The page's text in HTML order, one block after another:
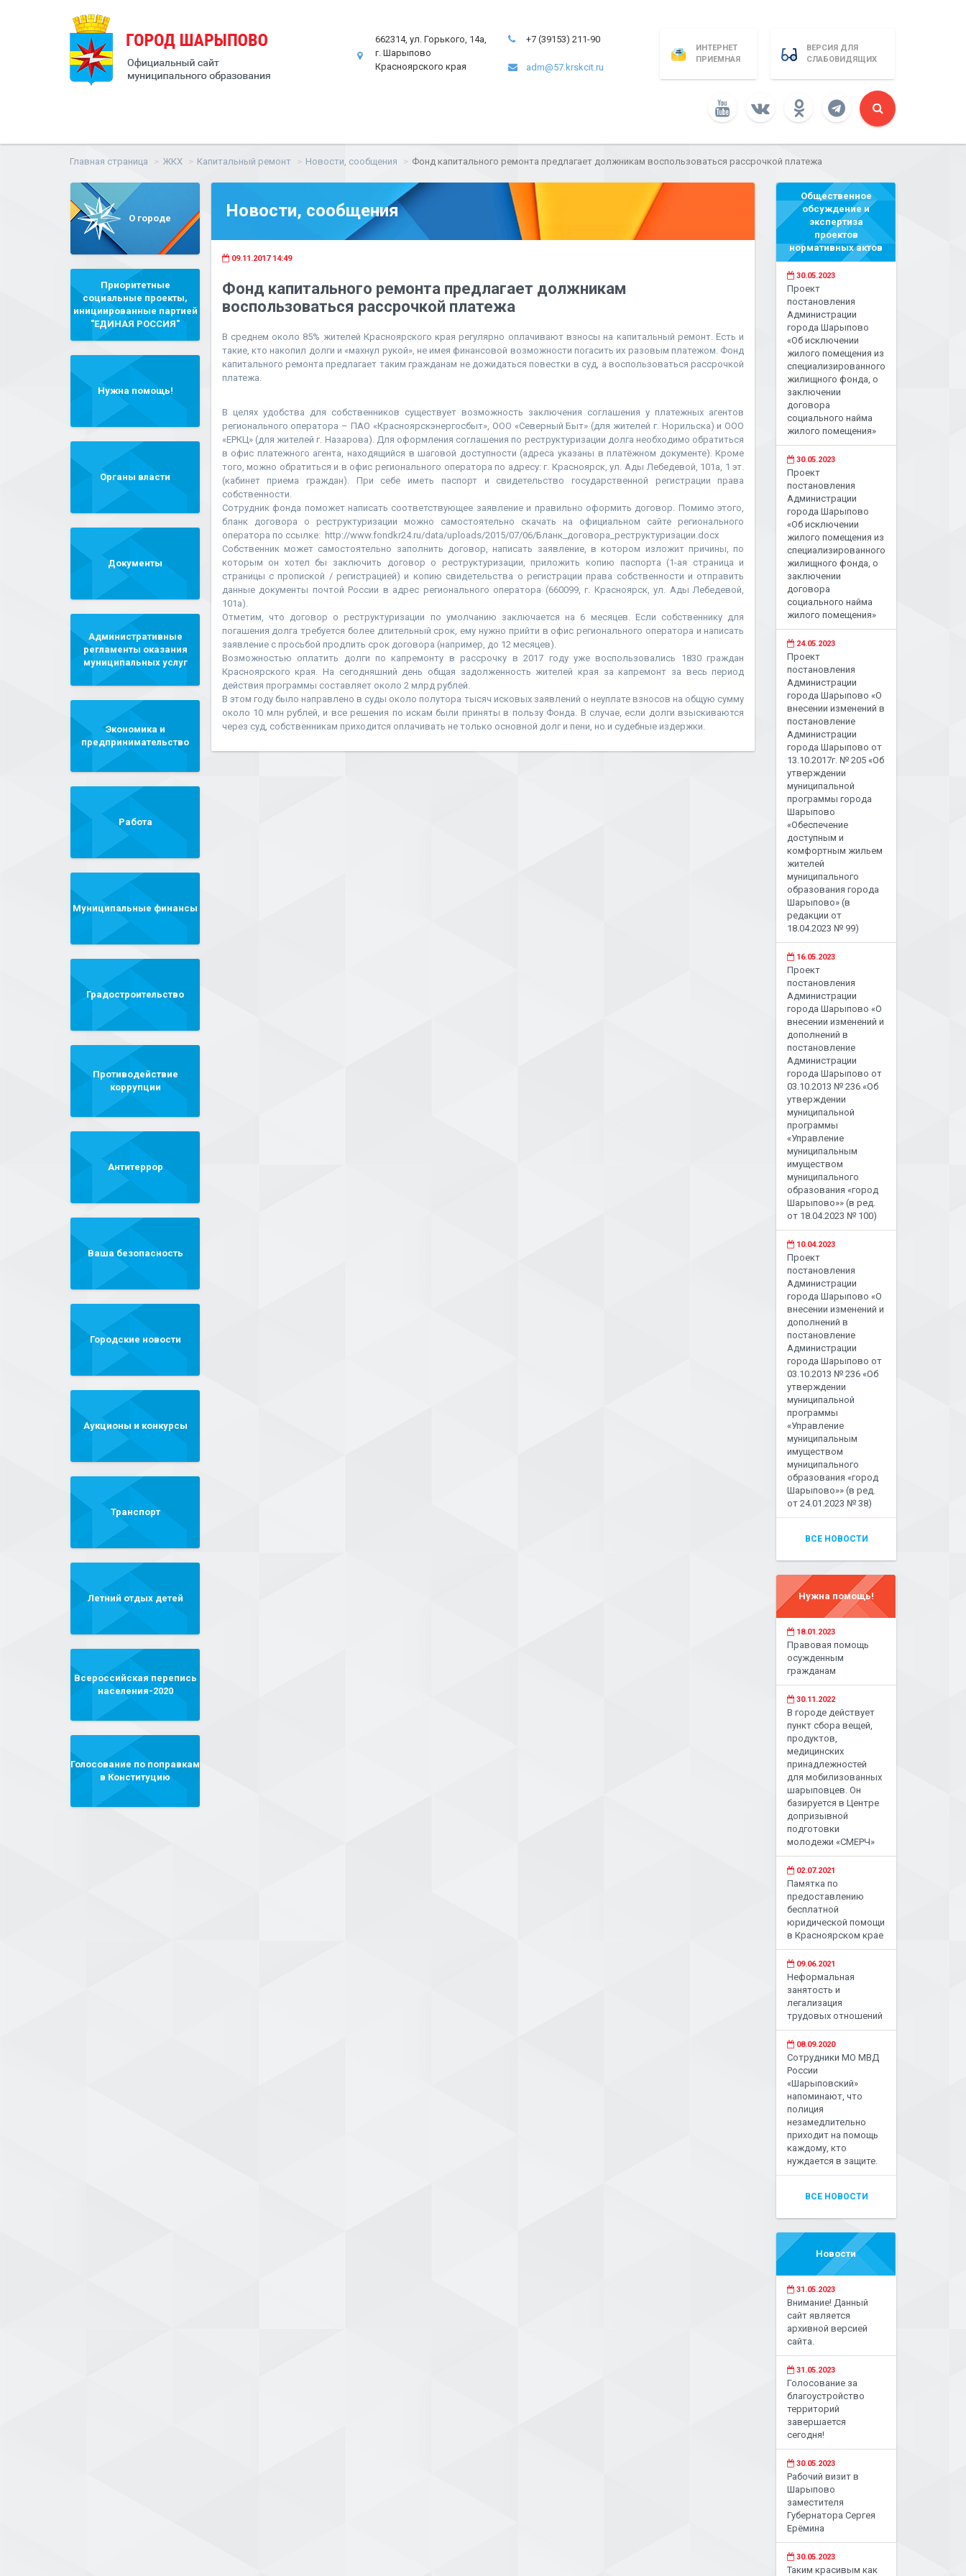
662314, ул. Горького, 14а,
г. Шарыпово
Красноярского края
+7 (39153) 211-90
adm@57.krskcit.ru
ИНТЕРНЕТ
ПРИЕМНАЯ
ВЕРСИЯ ДЛЯ
СЛАБОВИДЯЩИХ
Главная страница ЖКХ Капитальный ремонт Новости, сообщения Фонд капитального ремонта предлагает должникам воспользоваться рассрочкой платежа
О городе
Приоритетные
социальные проекты,
инициированные партией
"ЕДИНАЯ РОССИЯ"
Нужна помощь!
Органы власти
Документы
Административные
регламенты оказания
муниципальных услуг
Экономика и
предпринимательство
Работа
Муниципальные финансы
Градостроительство
Противодействие
коррупции
Антитеррор
Ваша безопасность
Городские новости
Аукционы и конкурсы
Транспорт
Летний отдых детей
Всероссийская перепись
населения-2020
Голосование по поправкам
в Конституцию
Новости, сообщения
09.11.2017 14:49
Фонд капитального ремонта предлагает должникам
воспользоваться рассрочкой платежа
В среднем около 85% жителей Красноярского края регулярно оплачивают взносы на капитальный ремонт. Есть и
такие, кто накопил долги и «махнул рукой», не имея финансовой возможности погасить их разовым платежом. Фонд
капитального ремонта предлагает таким гражданам не дожидаться повестки в суд, а воспользоваться рассрочкой
платежа.
В целях удобства для собственников существует возможность заключения соглашения у платежных агентов
регионального оператора – ПАО «Красноярскэнергосбыт», ООО «Северный Быт» (для жителей г. Норильска) и ООО
«ЕРКЦ» (для жителей г. Назарова). Для оформления соглашения по реструктуризации долга необходимо обратиться
в офис платежного агента, находящийся в шаговой доступности (адреса указаны в платёжном документе). Кроме
того, можно обратиться и в офис регионального оператора по адресу: г. Красноярск, ул. Ады Лебедевой, 101а, 1 эт.
(кабинет приема граждан). При себе иметь паспорт и свидетельство государственной регистрации права
собственности.
Сотрудник фонда поможет написать соответствующее заявление и правильно оформить договор. Помимо этого,
бланк договора о реструктуризации можно самостоятельно скачать на официальном сайте регионального
оператора по ссылке: http://www.fondkr24.ru/data/uploads/2015/07/06/Бланк_договора_реструктуризации.docx
Собственник может самостоятельно заполнить договор, написать заявление, в котором изложит причины, по
которым он хотел бы заключить договор о реструктуризации, приложить копию паспорта (1-ая страница и
страницы с пропиской / регистрацией) и копию свидетельства о регистрации права собственности и отправить
данные документы почтой России в адрес регионального оператора (660099, г. Красноярск, ул. Ады Лебедевой,
101а).
Отметим, что договор о реструктуризации по умолчанию заключается на 6 месяцев. Если собственнику для
погашения долга требуется более длительный срок, ему нужно прийти в офис регионального оператора и написать
заявление с просьбой продлить срок договора (например, до 12 месяцев).
Возможностью оплатить долги по капремонту в рассрочку в 2017 году уже воспользовались 1830 граждан
Красноярского края. На сегодняшний день общая задолженность жителей края за капремонт за весь период
действия программы составляет около 2 млрд рублей.
В этом году было направлено в суды около полутора тысяч исковых заявлений о неуплате взносов на общую сумму
около 10 млн рублей, и все решения по искам были приняты в пользу Фонда. В случае, если долги взыскиваются
через суд, собственникам приходится оплачивать не только основной долг и пени, но и судебные издержки.
Общественное
обсуждение и
экспертиза
проектов
нормативных актов
30.05.2023
Проект
постановления
Администрации
города Шарыпово
«Об исключении
жилого помещения из
специализированного
жилищного фонда, о
заключении
договора
социального найма
жилого помещения»
30.05.2023
Проект
постановления
Администрации
города Шарыпово
«Об исключении
жилого помещения из
специализированного
жилищного фонда, о
заключении
договора
социального найма
жилого помещения»
24.05.2023
Проект
постановления
Администрации
города Шарыпово «О
внесении изменений в
постановление
Администрации
города Шарыпово от
13.10.2017г. № 205 «Об
утверждении
муниципальной
программы города
Шарыпово
«Обеспечение
доступным и
комфортным жильем
жителей
муниципального
образования города
Шарыпово» (в
редакции от
18.04.2023 № 99)
16.05.2023
Проект
постановления
Администрации
города Шарыпово «О
внесении изменений и
дополнений в
постановление
Администрации
города Шарыпово от
03.10.2013 № 236 «Об
утверждении
муниципальной
программы
«Управление
муниципальным
имуществом
муниципального
образования «город
Шарыпово»» (в ред.
от 18.04.2023 № 100)
10.04.2023
Проект
постановления
Администрации
города Шарыпово «О
внесении изменений и
дополнений в
постановление
Администрации
города Шарыпово от
03.10.2013 № 236 «Об
утверждении
муниципальной
программы
«Управление
муниципальным
имуществом
муниципального
образования «город
Шарыпово»» (в ред.
от 24.01.2023 № 38)
ВСЕ НОВОСТИ
Нужна помощь!
18.01.2023
Правовая помощь
осужденным
гражданам
30.11.2022
В городе действует
пункт сбора вещей,
продуктов,
медицинских
принадлежностей
для мобилизованных
шарыповцев. Он
базируется в Центре
допризывной
подготовки
молодежи «СМЕРЧ»
02.07.2021
Памятка по
предоставлению
бесплатной
юридической помощи
в Красноярском крае
09.06.2021
Неформальная
занятость и
легализация
трудовых отношений
08.09.2020
Сотрудники МО МВД
России
«Шарыповский»
напоминают, что
полиция
незамедлительно
приходит на помощь
каждому, кто
нуждается в защите.
ВСЕ НОВОСТИ
Новости
31.05.2023
Внимание! Данный
сайт является
архивной версией
сайта.
31.05.2023
Голосование за
благоустройство
территорий
завершается
сегодня!
30.05.2023
Рабочий визит в
Шарыпово
заместителя
Губернатора Сергея
Ерёмина
30.05.2023
Таким красивым как